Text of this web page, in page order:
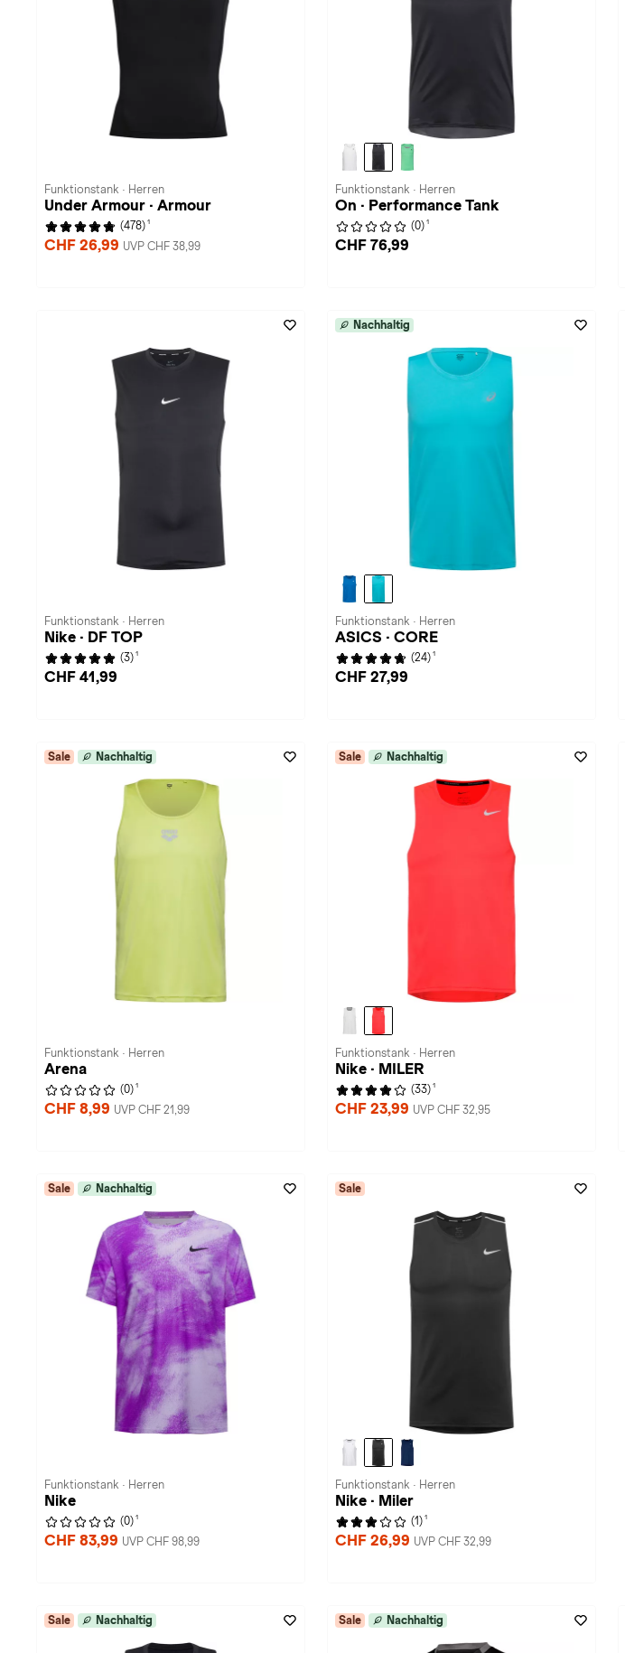
Funktionstank · Herren
Under Armour · Armour
(478) 1
CHF 26,99 UVP CHF 38,99
Funktionstank · Herren
On · Performance Tank
(0) 1
CHF 76,99
Funktionstank · Herren
Nike · DF TOP
(3) 1
CHF 41,99
Nachhaltig
Funktionstank · Herren
ASICS · CORE
(24) 1
CHF 27,99
Sale Nachhaltig
Funktionstank · Herren
Arena
(0) 1
CHF 8,99 UVP CHF 21,99
Sale Nachhaltig
Funktionstank · Herren
Nike · MILER
(33) 1
CHF 23,99 UVP CHF 32,95
Sale Nachhaltig
Funktionstank · Herren
Nike
(0) 1
CHF 83,99 UVP CHF 98,99
Sale
Funktionstank · Herren
Nike · Miler
(1) 1
CHF 26,99 UVP CHF 32,99
Sale Nachhaltig Sale Nachhaltig